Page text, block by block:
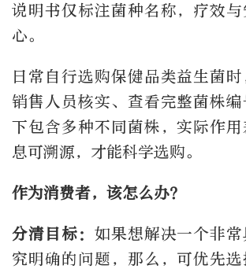
说明书仅标注菌种名称，疗效
心。
日常自行选购保健品类益生菌
销售人员核实、查看完整菌株
下包含多种不同菌株，实际作
息可溯源，才能科学选购。
作为消费者，该怎么办？
分清目标： 如果想解决一个非
究明确的问题，那么，可优先